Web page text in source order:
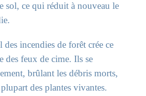
sol, ce qui réduit à nouveau le
des incendies de forêt crée ce
des feux de cime. Ils se
brûlant les débris morts,
des plantes vivantes.